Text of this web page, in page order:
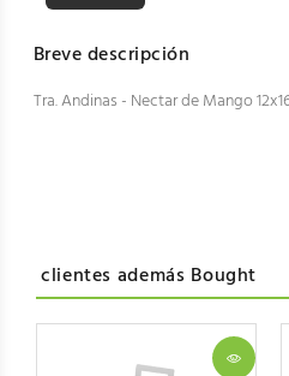
Breve descripción
Tra. Andinas - Nectar de Mango
clientes además Bought